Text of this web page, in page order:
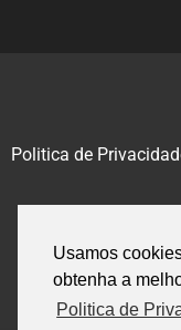
Usamos
obtenha a
Politica de
Politica de